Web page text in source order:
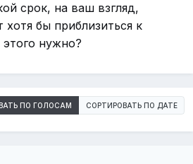
срок, на ваш взгляд,
бы приблизиться к
нужно?
ПО ГОЛОСАМ СОРТИРОВАТЬ ПО ДАТЕ